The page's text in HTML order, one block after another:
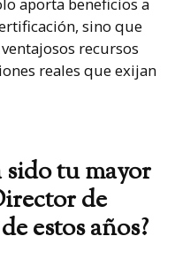
sino que
recursos
reales que exijan
tu mayor
de
estos años?